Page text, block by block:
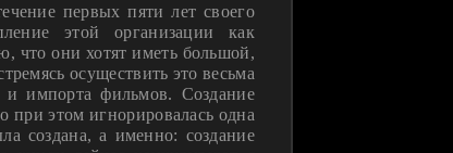
первых пяти лет своего
этой организации как
что они хотят иметь большой,
осуществить это весьма
и импорта фильмов. Создание
при этом игнорировалась одна
создана, а именно: создание